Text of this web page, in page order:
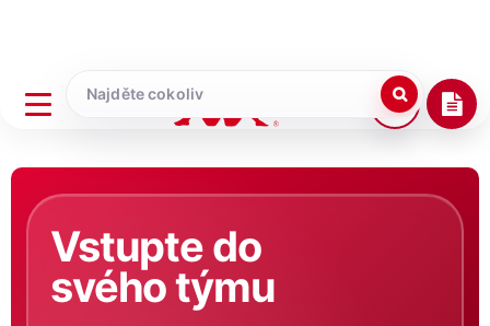
Vstupte do
svého týmu